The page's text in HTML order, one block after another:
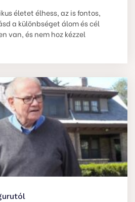
életet élhess, az is fontos,
a különbséget álom és cél
van, és nem hoz kézzel